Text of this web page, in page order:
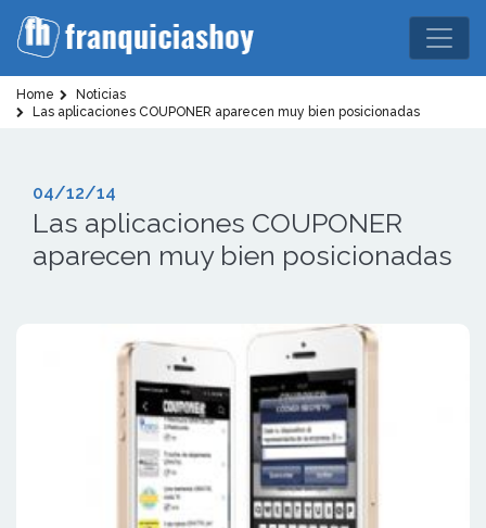
Home
Noticias
Las aplicaciones COUPONER aparecen muy bien posicionadas
04/12/14
Las aplicaciones COUPONER
aparecen muy bien posicionadas